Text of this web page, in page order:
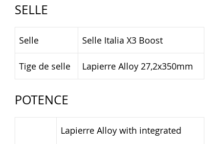
SELLE
Selle Selle Italia X3 Boost
Tige de selle Lapierre Alloy 27,2x350mm
POTENCE
Lapierre Alloy with integrated